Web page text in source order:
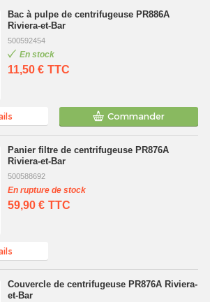
Bac à pulpe de centrifugeuse PR886A
Riviera-et-Bar
500592454
En stock
11,50 € TTC
Commander
Panier filtre de centrifugeuse PR876A
Riviera-et-Bar
500588692
En rupture de stock
59,90 € TTC
Couvercle de centrifugeuse PR876A Riviera-
et-Bar